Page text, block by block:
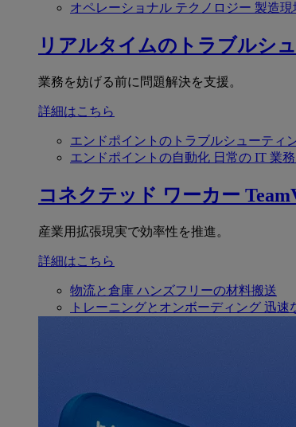
オペレーショナル テクノロジー 製造現
リアルタイムのトラブルシ
業務を妨げる前に問題解決を支援。
詳細はこちら
エンドポイントのトラブルシューティ
エンドポイントの自動化 日常の IT 業
コネクテッド ワーカー
産業用拡張現実で効率性を推進。
詳細はこちら
物流と倉庫 ハンズフリーの材料搬送
トレーニングとオンボーディング 迅速